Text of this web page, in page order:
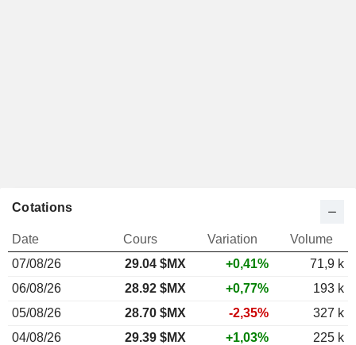
Cotations
Date Cours Variation
Volume
07/08/26
29.04 $MX +0,41%
71,9 k
06/08/26
28.92 $MX +0,77%
193 k
05/08/26
28.70 $MX -2,35%
327 k
04/08/26
29.39 $MX +1,03%
225 k